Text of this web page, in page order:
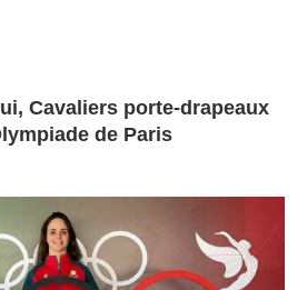
Cavaliers porte-drapeaux
de Paris